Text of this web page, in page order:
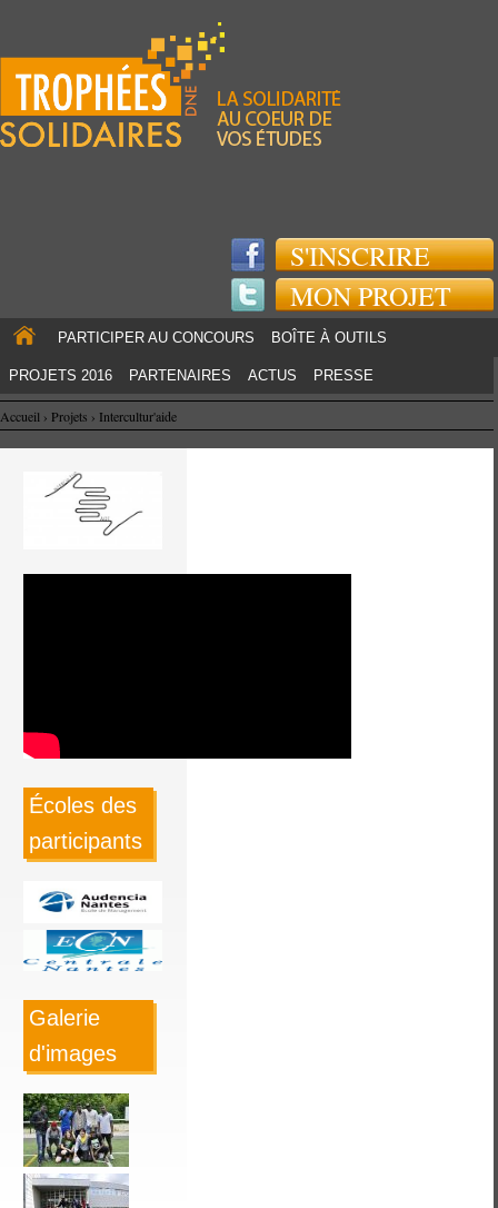
S'INSCRIRE
MON PROJET
PARTICIPER AU CONCOURS BOÎTE À OUTILS
PROJETS 2016 PARTENAIRES ACTUS PRESSE
Accueil › Projets › Intercultur'aide
Écoles des
participants
Galerie
d'images